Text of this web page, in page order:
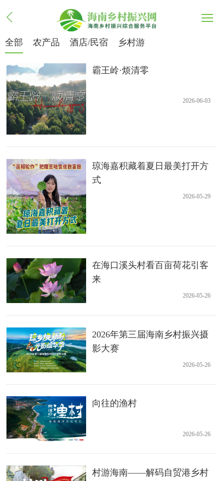
全部 农产品 酒店/民宿 乡村游
霸王岭·烦清零
2026-06-03
琼海嘉积藏着夏日最美打开方
式
2026-05-29
在海口溪头村看百亩荷花引客
来
2026-05-26
2026年第三届海南乡村振兴摄
影大赛
2026-05-26
向往的渔村
2026-05-26
村游海南——解码自贸港乡村